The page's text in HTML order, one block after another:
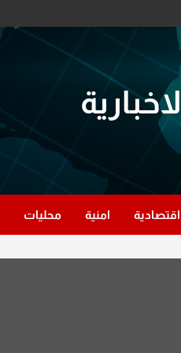
اقتصادية امنية محليات